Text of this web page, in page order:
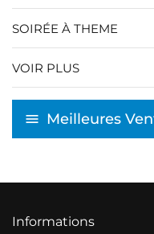
SOIRÉE À THEME
VOIR PLUS
Meilleures
Informations